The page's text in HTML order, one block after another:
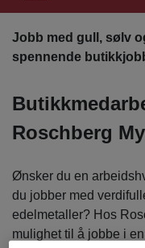
Jobb med gull, sølv
spennende
Roschberg
Ønsker du en
du jobber med
edelmetaller? Hos
mulighet til å jobbe i